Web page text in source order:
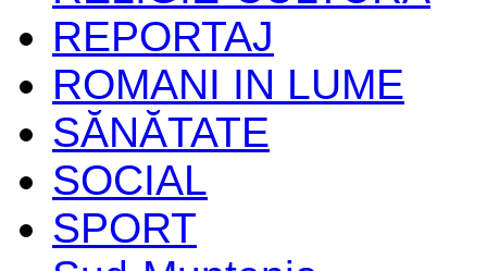
REPORTAJ
ROMANI IN LUME
SĂNĂTATE
SOCIAL
SPORT